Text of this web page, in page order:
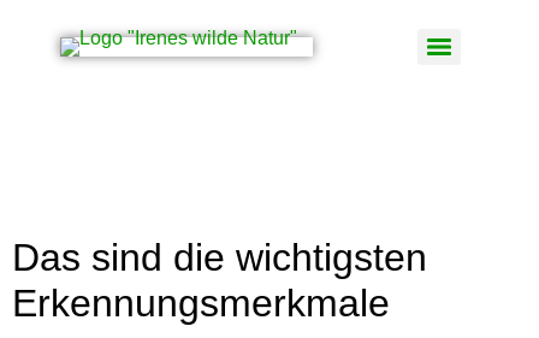
Das sind die wichtigsten
Erkennungsmerkmale